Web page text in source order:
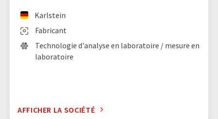
Fabricant
Karlstein
Technologie d'analyse en laboratoire / mesure en
laboratoire
AFFICHER LA SOCIÉTÉ